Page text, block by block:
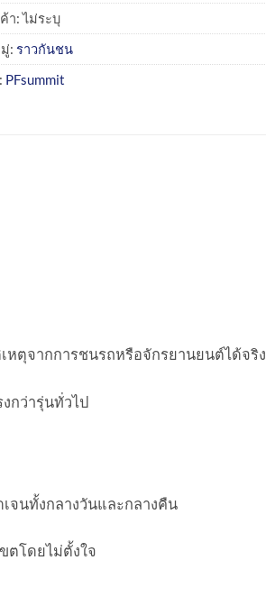
า:ไม่ระบุ
: ราวกันชน
PFsummit
หตุจากการชนรถหรือจักรยานยนต์ได้จริง
กว่ารุ่นทั่วไป
จนทั้งกลางวันและกลางคืน
ตโดยไม่ตั้งใจ